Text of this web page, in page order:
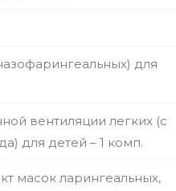
для
вентиляции легких (с
для детей – 1 комп.
масок ларингеальных,